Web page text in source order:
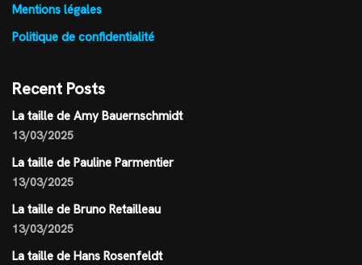
Mentions légales
Politique de confidentialité
Recent Posts
La taille de Amy Bauernschmidt
13/03/2025
La taille de Pauline Parmentier
13/03/2025
La taille de Bruno Retailleau
13/03/2025
La taille de Hans Rosenfeldt